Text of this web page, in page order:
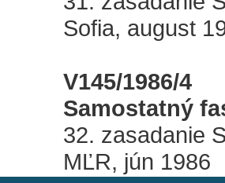
Sofia, august
V145/1986/4
Samostatný
32. zasadanie
MĽR, jún 1986